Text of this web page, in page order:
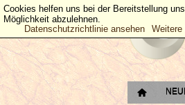
Cookies helfen uns bei der Bereitstellung
Möglichkeit abzulehnen.
Datenschutzrichtlinie ansehen